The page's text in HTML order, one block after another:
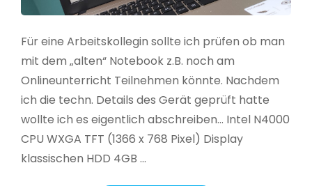
Für eine Arbeitskollegin sollte ich prüfen ob man
mit dem „alten“ Notebook z.B. noch am
Onlineunterricht Teilnehmen könnte. Nachdem
ich die techn. Details des Gerät geprüft hatte
wollte ich es eigentlich abschreiben… Intel N4000
CPU WXGA TFT (1366 x 768 Pixel) Display
klassischen HDD 4GB …